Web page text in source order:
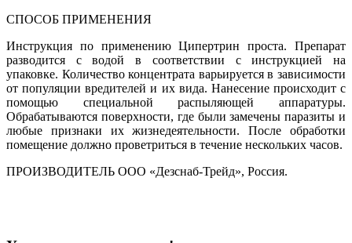
СПОСОБ ПРИМЕНЕНИЯ
Инструкция по применению Ципертрин проста. Препарат
разводится с водой в соответствии с инструкцией на
упаковке. Количество концентрата варьируется в зависимости
от популяции вредителей и их вида. Нанесение происходит с
помощью специальной распыляющей аппаратуры.
Обрабатываются поверхности, где были замечены паразиты и
любые признаки их жизнедеятельности. После обработки
помещение должно проветриться в течение нескольких часов.
ПРОИЗВОДИТЕЛЬ ООО «Дезснаб-Трейд», Россия.